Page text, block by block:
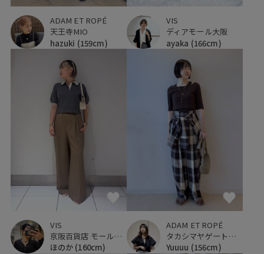
ADAM ET ROPÉ
天王寺MIO
hazuki (159cm)
VIS
ディアモール大阪
ayaka (166cm)
VIS
京阪百貨店 モール京橋店
ほのか (160cm)
ADAM ET ROPÉ
タカシマヤゲートタワーモール
Yuuuu (156cm)